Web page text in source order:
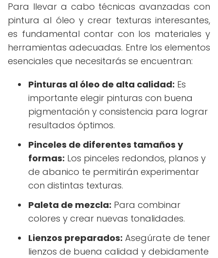
Para llevar a cabo técnicas avanzadas con
pintura al óleo y crear texturas interesantes,
es fundamental contar con los materiales y
herramientas adecuadas. Entre los elementos
esenciales que necesitarás se encuentran:
Pinturas al óleo de alta calidad: Es
importante elegir pinturas con buena
pigmentación y consistencia para lograr
resultados óptimos.
Pinceles de diferentes tamaños y
formas: Los pinceles redondos, planos y
de abanico te permitirán experimentar
con distintas texturas.
Paleta de mezcla: Para combinar
colores y crear nuevas tonalidades.
Lienzos preparados: Asegúrate de tener
lienzos de buena calidad y debidamente